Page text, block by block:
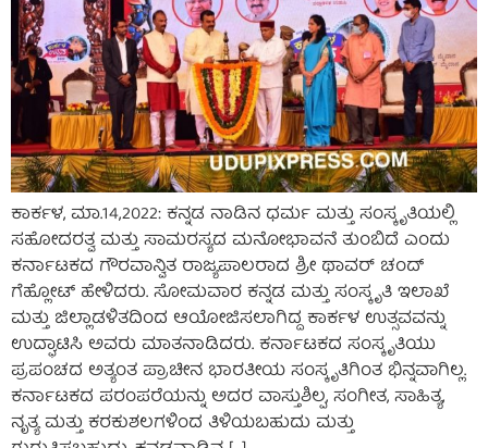
ಕಾರ್ಕಳ, ಮಾ.14,2022: ಕನ್ನಡ ನಾಡಿನ ಧರ್ಮ ಮತ್ತು ಸಂಸ್ಕೃತಿಯಲ್ಲಿ
ಸಹೋದರತ್ವ ಮತ್ತು ಸಾಮರಸ್ಯದ ಮನೋಭಾವನೆ ತುಂಬಿದೆ ಎಂದು
ಕರ್ನಾಟಕದ ಗೌರವಾನ್ವಿತ ರಾಜ್ಯಪಾಲರಾದ ಶ್ರೀ ಥಾವರ್ ಚಂದ್
ಗೆಹ್ಲೋಟ್ ಹೇಳಿದರು. ಸೋಮವಾರ ಕನ್ನಡ ಮತ್ತು ಸಂಸ್ಕೃತಿ ಇಲಾಖೆ
ಮತ್ತು ಜಿಲ್ಲಾಡಳಿತದಿಂದ ಆಯೋಜಿಸಲಾಗಿದ್ದ ಕಾರ್ಕಳ ಉತ್ಸವವನ್ನು
ಉದ್ಘಾಟಿಸಿ ಅವರು ಮಾತನಾಡಿದರು. ಕರ್ನಾಟಕದ ಸಂಸ್ಕೃತಿಯು
ಪ್ರಪಂಚದ ಅತ್ಯಂತ ಪ್ರಾಚೀನ ಭಾರತೀಯ ಸಂಸ್ಕೃತಿಗಿಂತ ಭಿನ್ನವಾಗಿಲ್ಲ.
ಕರ್ನಾಟಕದ ಪರಂಪರೆಯನ್ನು ಅದರ ವಾಸ್ತುಶಿಲ್ಪ, ಸಂಗೀತ, ಸಾಹಿತ್ಯ,
ನೃತ್ಯ ಮತ್ತು ಕರಕುಶಲಗಳಿಂದ ತಿಳಿಯಬಹುದು ಮತ್ತು